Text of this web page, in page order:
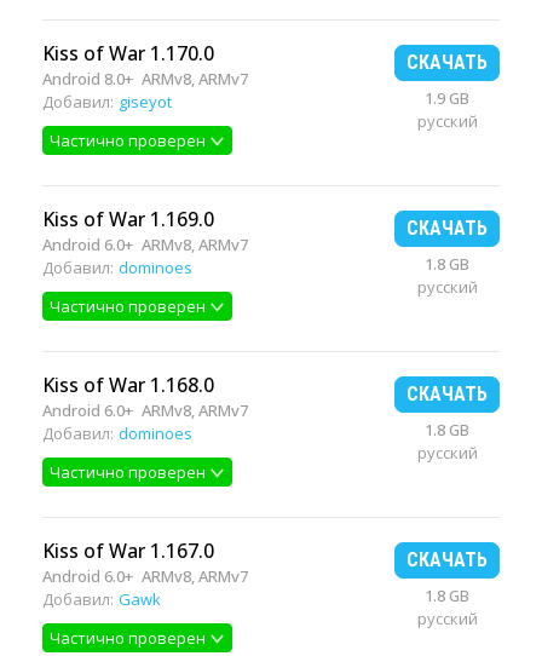
Kiss of War 1.170.0
Android 8.0+ ARMv8, ARMv7
Добавил: giseyot
Частично проверен
СКАЧАТЬ
1.9 GB
русский
Kiss of War 1.169.0
Android 6.0+ ARMv8, ARMv7
Добавил: dominoes
Частично проверен
СКАЧАТЬ
1.8 GB
русский
Kiss of War 1.168.0
Android 6.0+ ARMv8, ARMv7
Добавил: dominoes
Частично проверен
СКАЧАТЬ
1.8 GB
русский
Kiss of War 1.167.0
Android 6.0+ ARMv8, ARMv7
Добавил: Gawk
Частично проверен
СКАЧАТЬ
1.8 GB
русский